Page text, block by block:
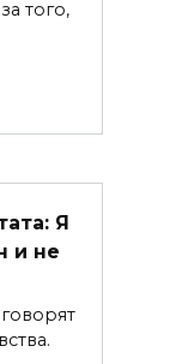
того,
Я
и не